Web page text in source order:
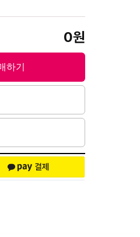
0
하기